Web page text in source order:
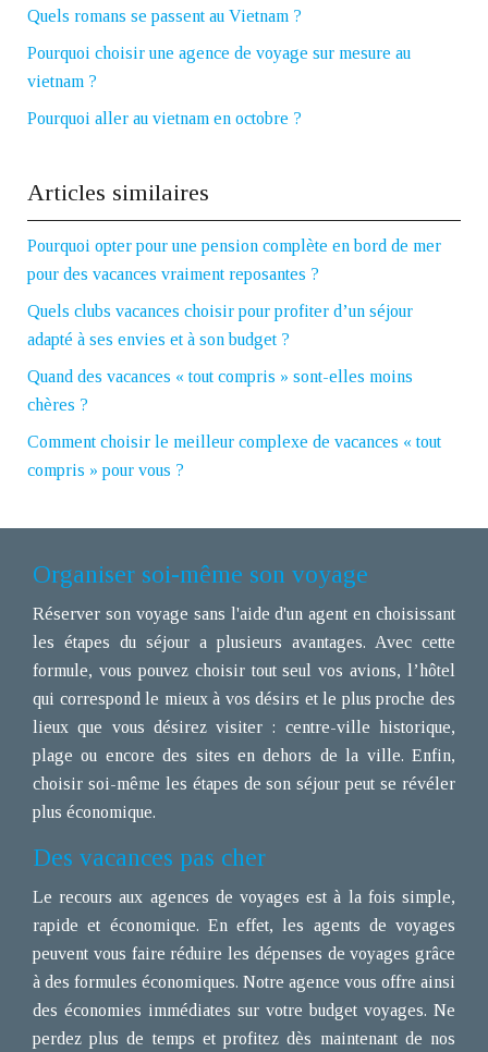
Quels romans se passent au Vietnam ?
Pourquoi choisir une agence de voyage sur mesure au
vietnam ?
Pourquoi aller au vietnam en octobre ?
Articles similaires
Pourquoi opter pour une pension complète en bord de mer
pour des vacances vraiment reposantes ?
Quels clubs vacances choisir pour profiter d’un séjour
adapté à ses envies et à son budget ?
Quand des vacances « tout compris » sont-elles moins
chères ?
Comment choisir le meilleur complexe de vacances « tout
compris » pour vous ?
Organiser soi-même son voyage
Réserver son voyage sans l'aide d'un agent en choisissant
les étapes du séjour a plusieurs avantages. Avec cette
formule, vous pouvez choisir tout seul vos avions, l’hôtel
qui correspond le mieux à vos désirs et le plus proche des
lieux que vous désirez visiter : centre-ville historique,
plage ou encore des sites en dehors de la ville. Enfin,
choisir soi-même les étapes de son séjour peut se révéler
plus économique.
Des vacances pas cher
Le recours aux agences de voyages est à la fois simple,
rapide et économique. En effet, les agents de voyages
peuvent vous faire réduire les dépenses de voyages grâce
à des formules économiques. Notre agence vous offre ainsi
des économies immédiates sur votre budget voyages. Ne
perdez plus de temps et profitez dès maintenant de nos